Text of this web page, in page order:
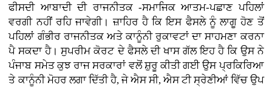
ਫੀਸਦੀ ਆਬਾਦੀ ਦੀ ਰਾਜਨੀਤਕ -ਸਮਾਜਿਕ ਆਤਮ-ਪਛਾਣ ਪਹਿਲਾਂ
ਵਰਗੀ ਨਹੀਂ ਰਹਿ ਜਾਵੇਗੀ। ਜ਼ਾਹਿਰ ਹੈ ਕਿ ਇਸ ਫੈਸਲੇ ਨੂੰ ਲਾਗੂ ਹੋਣ ਤੋਂ
ਪਹਿਲਾਂ ਗੰਭੀਰ ਰਾਜਨੀਤਕ ਅਤੇ ਕਾਨੂੰਨੀ ਰੁਕਾਵਟਾਂ ਦਾ ਸਾਹਮਣਾ ਕਰਨਾ
ਪੈ ਸਕਦਾ ਹੈ। ਸੁਪਰੀਮ ਕੋਰਟ ਦੇ ਫੈਸਲੇ ਦੀ ਖਾਸ ਗੱਲ ਇਹ ਹੈ ਕਿ ਉਸ ਨੇ
ਪੰਜਾਬ ਸਮੇਤ ਕੁਝ ਰਾਜ ਸਰਕਾਰਾਂ ਵਲੋਂ ਸ਼ੁਰੂ ਕੀਤੀ ਗਈ ਉਸ ਪ੍ਰਕਿਰਿਆ
ਤੇ ਕਾਨੂੰਨੀ ਮੋਹਰ ਲਗਾ ਦਿੱਤੀ ਹੈ, ਜੇ ਐਸ ਸੀ, ਐਸ ਟੀ ਸ੍ਰੇਣੀਆਂ ਵਿੱਚ ਉਪ